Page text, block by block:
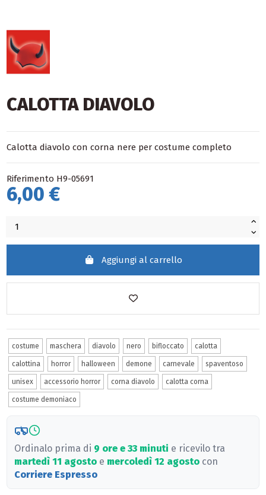
CALOTTA DIAVOLO
Calotta diavolo con corna nere per costume completo
Riferimento H9-05691
6,00 €
Aggiungi al carrello
costume maschera diavolo nero bifloccato calotta
calottina horror halloween demone carnevale spaventoso
unisex accessorio horror corna diavolo calotta corna
costume demoniaco
Ordinalo prima di 9 ore e 33 minuti e ricevilo tra
martedì 11 agosto e mercoledì 12 agosto con
Corriere Espresso